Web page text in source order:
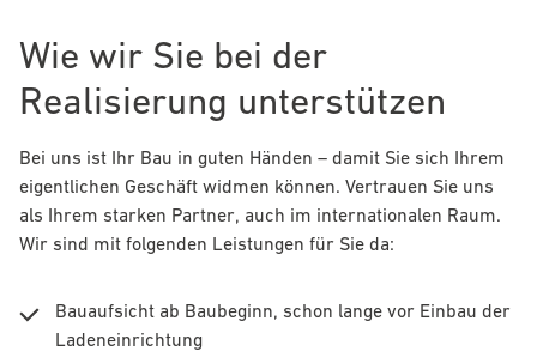
Wie wir Sie bei der
Realisierung unterstützen
Bei uns ist Ihr Bau in guten Händen – damit Sie sich Ihrem
eigentlichen Geschäft widmen können. Vertrauen Sie uns
als Ihrem starken Partner, auch im internationalen Raum.
Wir sind mit folgenden Leistungen für Sie da:
Bauaufsicht ab Baubeginn, schon lange vor Einbau der
Ladeneinrichtung